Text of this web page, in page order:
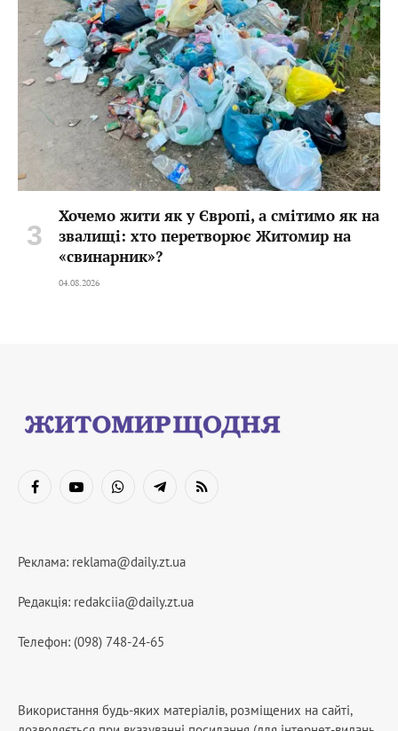
Хочемо жити як у Європі, а смітимо як на
звалищі: хто перетворює Житомир на
«свинарник»?
04.08.2026
FacebookYouTubeWhatsAppTelegramRSS
Реклама: reklama@daily.zt.ua
Редакція: redakciia@daily.zt.ua
Телефон: (098) 748-24-65
Використання будь-яких матеріалів, розміщених на сайті,